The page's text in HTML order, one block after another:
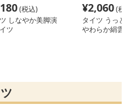
(税込)
しなやか美脚演
ツ
¥2,060(税
タイツ うっと
やわらか絹雲